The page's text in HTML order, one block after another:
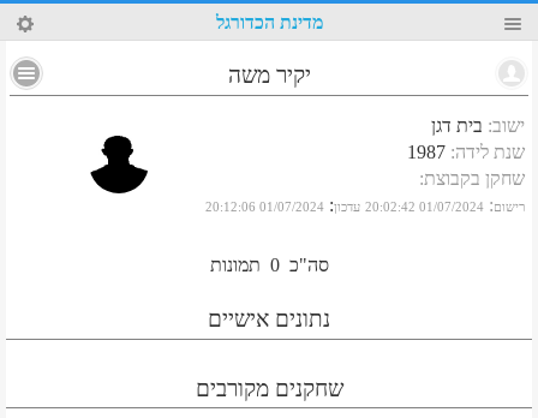
64 מדינת הכדורגל
יקיר משה
ישוב: בית דגן
שנת לידה:
1987
שחקן בקבוצת:
רישום:
01/07/2024 20:02:42 עדכון:
01/07/2024 20:12:06
סה"כ 0 תמונות
נתונים אישיים
שחקנים מקורבים